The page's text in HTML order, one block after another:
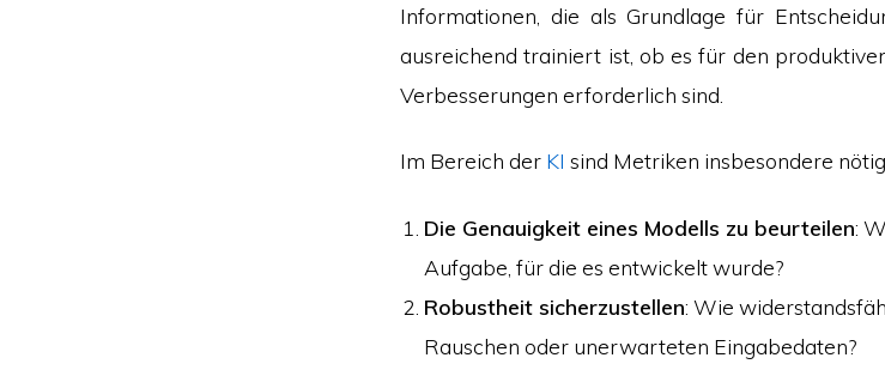
Informationen, die als Grundlage für
ausreichend trainiert ist, ob es für den
Verbesserungen erforderlich sind.
Im Bereich der KI sind Metriken insbesondere
Die Genauigkeit eines Modells zu beurteilen:
Aufgabe, für die es entwickelt wurde?
Robustheit sicherzustellen: Wie
Rauschen oder unerwarteten Eingabedaten?